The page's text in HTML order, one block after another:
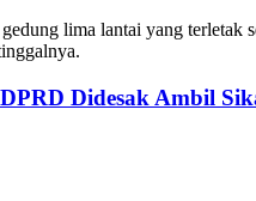
lima lantai yang
Didesak Ambil